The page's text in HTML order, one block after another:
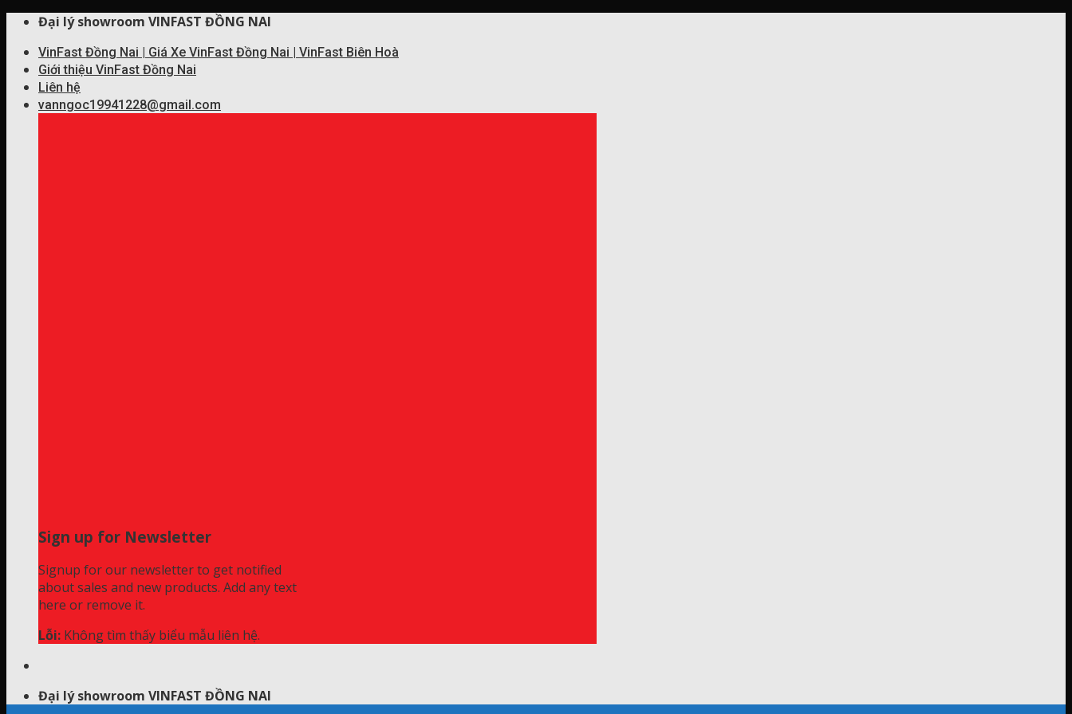
Skip
content
Đại lý showroom VINFAST ĐỒNG NAI
VinFast Đồng Nai | Giá Xe VinFast Đồng Nai | VinFast Biên Hoà
Giới thiệu VinFast Đồng Nai
Liên hệ
vanngoc19941228@gmail.com
Sign up for Newsletter
Signup for our newsletter to get notified
about sales and new products. Add any text
here or remove it.
Lỗi: Không tìm thấy biểu mẫu liên hệ.
Đại lý showroom VINFAST ĐỒNG NAI